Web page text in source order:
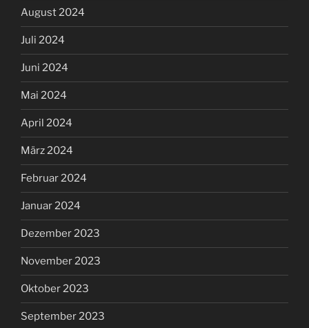
August 2024
Juli 2024
Juni 2024
Mai 2024
April 2024
März 2024
Februar 2024
Januar 2024
Dezember 2023
November 2023
Oktober 2023
September 2023